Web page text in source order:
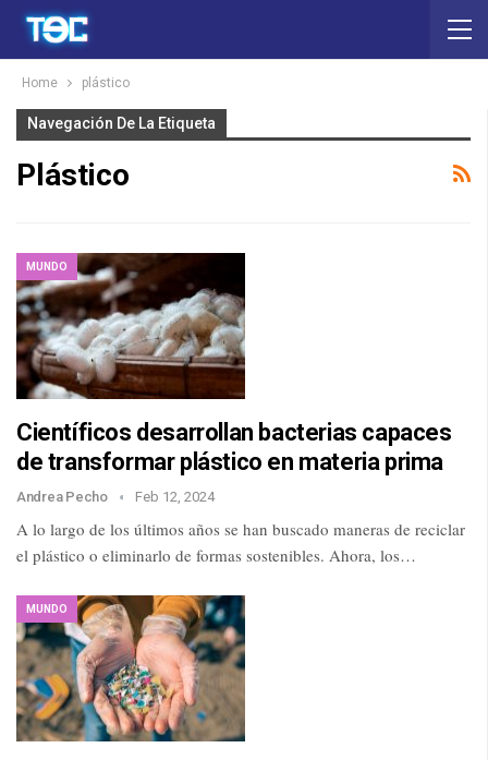
Home plástico
Navegación De La Etiqueta
Plástico
MUNDO
Científicos desarrollan bacterias capaces
de transformar plástico en materia prima
Andrea Pecho Feb 12, 2024
A lo largo de los últimos años se han buscado maneras de reciclar
el plástico o eliminarlo de formas sostenibles. Ahora, los…
MUNDO